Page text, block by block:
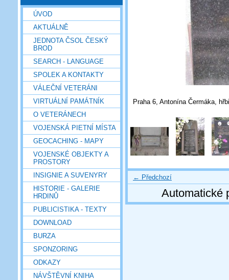
ÚVOD
AKTUÁLNĚ
JEDNOTA ČSOL ČESKÝ
BROD
SEARCH - LANGUAGE
SPOLEK A KONTAKTY
VÁLEČNÍ VETERÁNI
VIRTUÁLNÍ PAMÁTNÍK
O VETERÁNECH
VOJENSKÁ PIETNÍ MÍSTA
GEOCACHING - MAPY
VOJENSKÉ OBJEKTY A
PROSTORY
INSIGNIE A SUVENYRY
HISTORIE - GALERIE
HRDINŮ
PUBLICISTIKA - TEXTY
DOWNLOAD
BURZA
SPONZORING
ODKAZY
NÁVŠTĚVNÍ KNIHA
Praha 6, Antonína Čermáka,
← Předchozí
Automatické